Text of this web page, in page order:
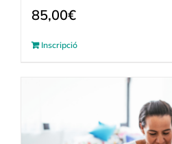
85,00€
Inscripció